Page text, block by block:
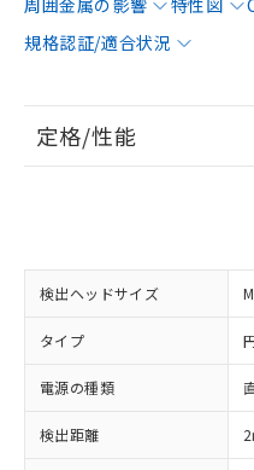
周囲金属の影響
特性図
規格認証/適合状況
定格/性能
検出ヘッドサイズ
タイプ
電源の種類
検出距離